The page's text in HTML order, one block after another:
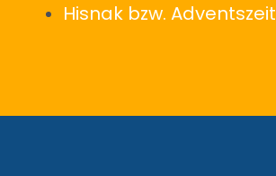
Hisnak bzw. Adventszeit